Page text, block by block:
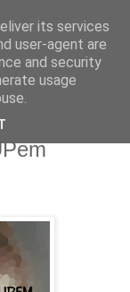
its services
user-agent are
and security
usage